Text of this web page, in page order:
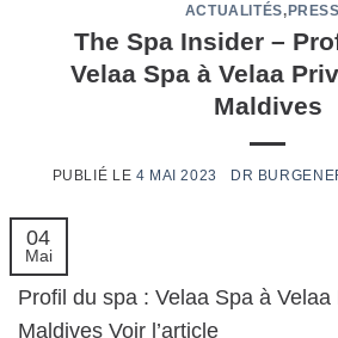
ACTUALITÉS,
The Spa Insider –
Velaa Spa à Velaa
Maldives
4 MAI 2023
04
Mai
Profil du spa : Velaa Spa à
Maldives Voir l’article